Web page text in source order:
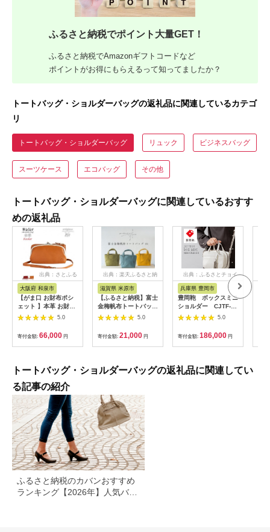
ふるさと納税でポイント大量GET！
ふるさと納税でAmazonギフトコードなど
ポイントがお得にもらえるって知ってましたか？
トートバッグ・ショルダーバッグの返礼品に関連しているカテゴ
リ
トートバッグ・ショルダーバッグ リュック ビジネスバッグ
スーツケース エコバッグ その他
トートバッグ・ショルダーバッグに関連しているおすす
めの返礼品
出典：さとふる
大阪府 和泉市
【がま口 お財布ポシ
ェット 】本革 お財布
ショルダー ショルダ
ーバッグ【aw-17nns-
5.0
寄付金額: 66,000 円
出典：楽天ふるさと納
滋賀県 米原市
【ふるさと納税】富士
金梅帆布トートバッグ
(S)
5.0
寄付金額: 21,000 円
出典：ふるさとチョイ
兵庫県 豊岡市
豊岡鞄 ボックスミニ
ショルダー CJTF-
038 ホワイト
5.0
寄付金額: 186,000 円
トートバッグ・ショルダーバッグの返礼品に関連してい
る記事の紹介
ふるさと納税のカバンおすすめ
ランキング【2026年】人気バッ